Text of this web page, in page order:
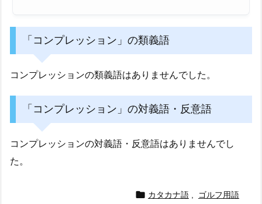
「コンプレッション」の類義語
コンプレッションの類義語はありませんでした。
「コンプレッション」の対義語・反意語
コンプレッションの対義語・反意語はありませんでし
た。
 カタカナ語 ゴルフ用語